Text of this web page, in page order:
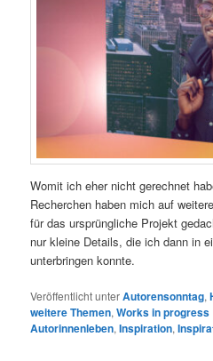
Womit ich eher nicht gerechnet
Recherchen haben mich auf
für das ursprüngliche Projekt
nur kleine Details, die ich dann in
unterbringen konnte.
Veröffentlicht unterAutorensonntag,
weitere Themen,Works in progress
Autorinnenleben,Inspiration,